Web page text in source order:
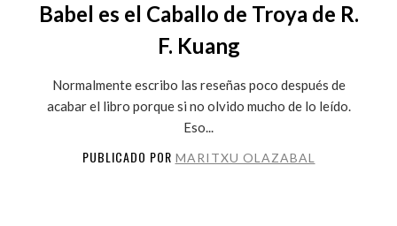
Babel es el Caballo de Troya de R.
F. Kuang
Normalmente escribo las reseñas poco después de
acabar el libro porque si no olvido mucho de lo leído.
Eso...
PUBLICADO POR MARITXU OLAZABAL